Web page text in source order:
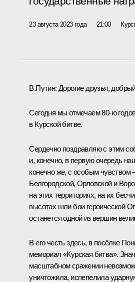
23 августа 2023 года 21:00
В.Путин: Дорогие друзья,
Сегодня мы отмечаем 80-ю
в Курской битве.
Сердечно поздравляю с этим
и, конечно, в первую очередь
конечно же, с особым чувством
Белгородской, Орловской и
на этих территориях, на их
высотах шли бои героической
останется одной из вершин
В его честь здесь, в посёлке
мемориал «Курская битва».
масштабном сражении
уничтожила, испепелила